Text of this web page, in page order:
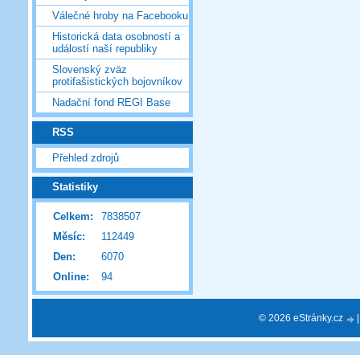
Válečné hroby na Facebooku
Historická data osobností a
událostí naší republiky
Slovenský zväz
protifašistických bojovníkov
Nadační fond REGI Base
RSS
Přehled zdrojů
Statistiky
Online: 94
Celkem:
7838507
Měsíc:
112449
Den:
6070
© 2026 eStránky.cz